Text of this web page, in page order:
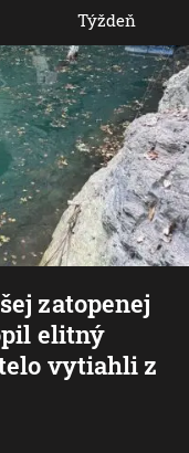
zatopenej
elitný
vytiahli z
Týždeň